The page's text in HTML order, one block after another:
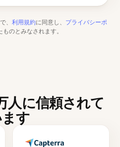
、 利用規約に同意し、 プライバシーポ
ものとみなされます。
人に信頼されて
す